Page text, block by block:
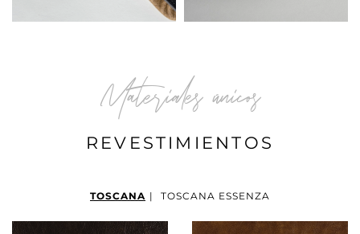
Materiales únicos
REVESTIMIENTOS
TOSCANA | TOSCANA ESSENZA